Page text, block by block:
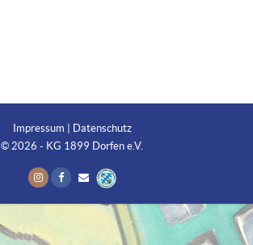
Impressum
Datenschutz
© 2026 - KG 1899 Dorfen e.V.